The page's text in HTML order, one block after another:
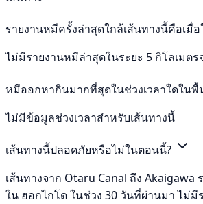
รายงานหมีครั้งล่าสุดใกล้เส้นทางนี้คือเมื่
ไม่มีรายงานหมีล่าสุดในระยะ 5 กิโลเมตร
หมีออกหากินมากที่สุดในช่วงเวลาใดในพื้
ไม่มีข้อมูลช่วงเวลาสำหรับเส้นทางนี้
เส้นทางนี้ปลอดภัยหรือไม่ในตอนนี้?
เส้นทางจาก Otaru Canal ถึง Akaigawa
ใน ฮอกไกโด ในช่วง 30 วันที่ผ่านมา ไม่